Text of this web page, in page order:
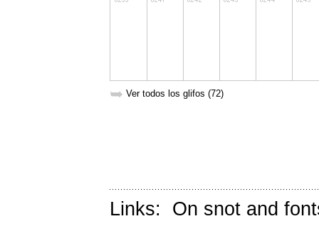
➥ Ver todos los glifos (72)
Links: On snot and